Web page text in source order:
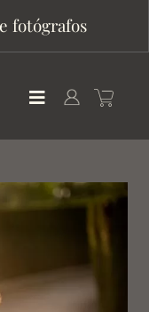
fotógrafos